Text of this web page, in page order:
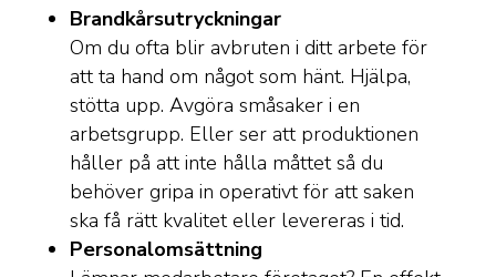
Brandkårsutryckningar
Om du ofta blir avbruten i ditt arbete för
att ta hand om något som hänt. Hjälpa,
stötta upp. Avgöra småsaker i en
arbetsgrupp. Eller ser att produktionen
håller på att inte hålla måttet så du
behöver gripa in operativt för att saken
ska få rätt kvalitet eller levereras i tid.
Personalomsättning